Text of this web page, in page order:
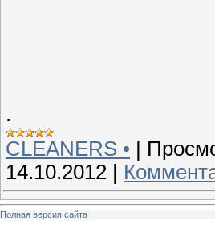
.
CLEANERS •
14.10.2012
Полная версия сайта